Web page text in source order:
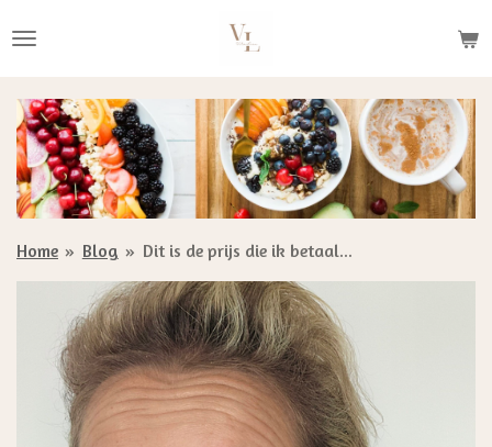
direct
de
hoofdinhoud
Home » Blog » Dit is de prijs die ik betaal...